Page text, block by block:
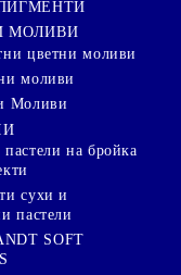
МОЛИВИ
цветни моливи
моливи
Моливи
на бройка
сухи и
пастели
SOFT